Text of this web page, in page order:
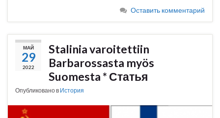
Оставить комментарий
МАЙ
29
2022
Stalinia varoitettiin
Barbarossasta myös
Suomesta * Статья
Опубликовано в История